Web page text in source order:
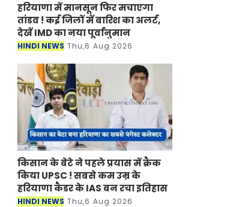
हरियाणा में मानसून फिर मचाएगा
तांडव ! कई जिलों में बारिश का अलर्ट,
देखें IMD का नया पूर्वानुमान
HINDI NEWS Thu,6 Aug 2026
किसान के बेटे ने पहले प्रयास में क्रैक
किया UPSC ! सबसे कम उम्र के
हरियाणा कैडर के IAS बन रचा इतिहास
HINDI NEWS Thu,6 Aug 2026